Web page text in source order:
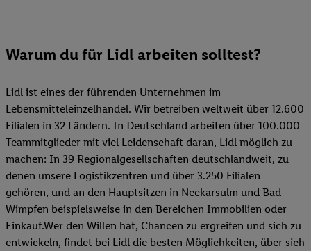
Warum du für Lidl arbeiten solltest?
Lidl ist eines der führenden Unternehmen im
Lebensmitteleinzelhandel. Wir betreiben weltweit über 12.600
Filialen in 32 Ländern. In Deutschland arbeiten über 100.000
Teammitglieder mit viel Leidenschaft daran, Lidl möglich zu
machen: In 39 Regionalgesellschaften deutschlandweit, zu
denen unsere Logistikzentren und über 3.250 Filialen
gehören, und an den Hauptsitzen in Neckarsulm und Bad
Wimpfen beispielsweise in den Bereichen Immobilien oder
Einkauf.Wer den Willen hat, Chancen zu ergreifen und sich zu
entwickeln, findet bei Lidl die besten Möglichkeiten, über sich